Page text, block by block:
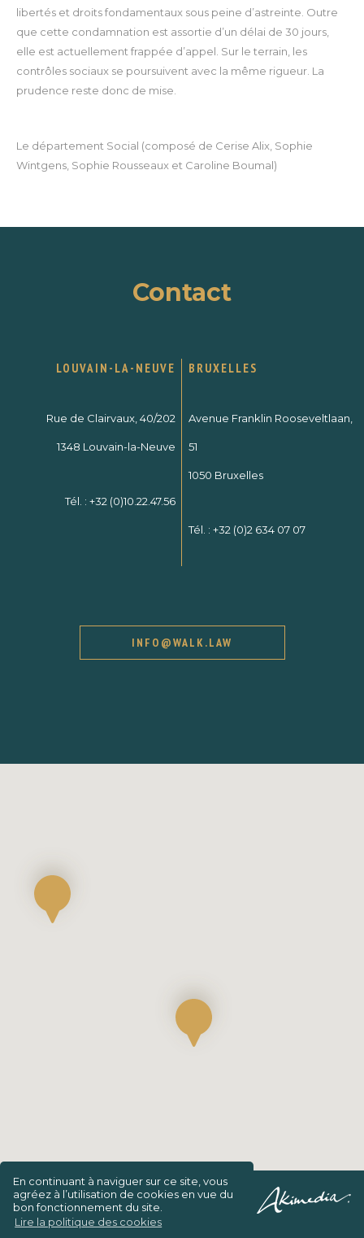
En continuant à naviguer sur ce site, vous
agréez à l’utilisation de cookies en vue du
bon fonctionnement du site.
Lire la politique des cookies
libertés et droits fondamentaux sous peine d’astreinte. Outre
que cette condamnation est assortie d’un délai de 30 jours,
elle est actuellement frappée d’appel. Sur le terrain, les
contrôles sociaux se poursuivent avec la même rigueur. La
prudence reste donc de mise.
Le département Social (composé de Cerise Alix, Sophie
Wintgens, Sophie Rousseaux et Caroline Boumal)
Contact
LOUVAIN-LA-NEUVE
Rue de Clairvaux, 40/202
1348 Louvain-la-Neuve
Tél. : +32 (0)10.22.47.56
BRUXELLES
Avenue Franklin Rooseveltlaan,
51
1050 Bruxelles
Tél. : +32 (0)2 634 07 07
INFO@WALK.LAW
Confidentialité/Charte de vie privée